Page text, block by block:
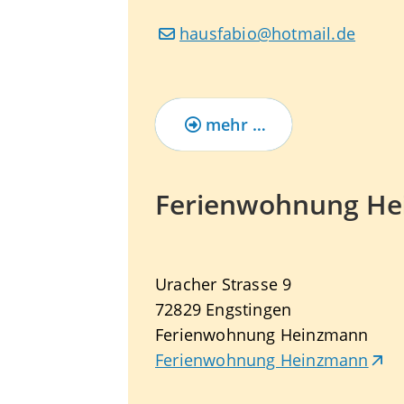
hausfabio@hotmail.de
mehr …
Ferienwohnung
Ferienwohnung Heinzmann
Uracher Strasse 9
72829 Engstingen
Ferienwohnung Heinzmann